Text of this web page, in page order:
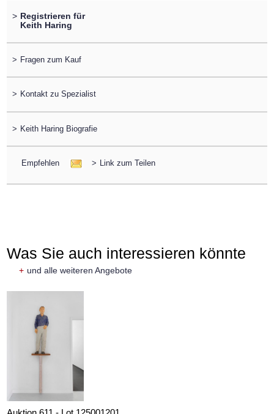
> Registrieren für
Keith Haring
> Fragen zum Kauf
> Kontakt zu Spezialist
> Keith Haring Biografie
Empfehlen > Link zum Teilen
Was Sie auch interessieren könnte
+ und alle weiteren Angebote